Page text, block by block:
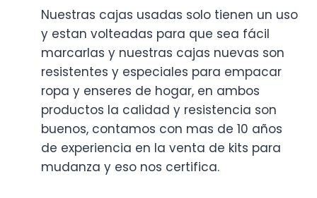
Nuestras cajas usadas solo tienen un uso
y estan volteadas para que sea fácil
marcarlas y nuestras cajas nuevas son
resistentes y especiales para empacar
ropa y enseres de hogar, en ambos
productos la calidad y resistencia son
buenos, contamos con mas de 10 años
de experiencia en la venta de kits para
mudanza y eso nos certifica.